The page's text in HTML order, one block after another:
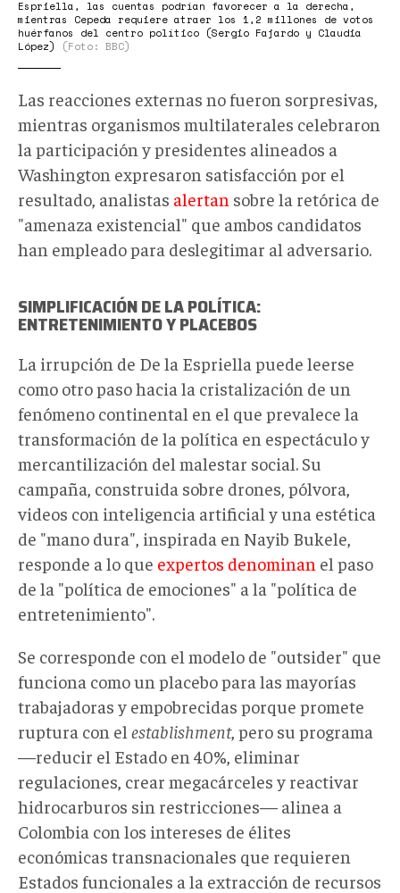
y
Cepeda
para
ganar
en
segunda
vuelta
y
convertirse
en
presidente
Colombia
-
BBC
News
Mundo.png
Espriella, las cuentas podrían favorecer a la derecha,
mientras Cepeda requiere atraer los 1,2 millones de votos
huérfanos del centro político (Sergio Fajardo y Claudia
López)
(Foto: BBC)
Las reacciones externas no fueron sorpresivas,
mientras organismos multilaterales celebraron
la participación y presidentes alineados a
Washington expresaron satisfacción por el
resultado, analistas alertan sobre la retórica de
"amenaza existencial" que ambos candidatos
han empleado para deslegitimar al adversario.
SIMPLIFICACIÓN DE LA POLÍTICA:
ENTRETENIMIENTO Y PLACEBOS
La irrupción de De la Espriella puede leerse
como otro paso hacia la cristalización de un
fenómeno continental en el que prevalece la
transformación de la política en espectáculo y
mercantilización del malestar social. Su
campaña, construida sobre drones, pólvora,
videos con inteligencia artificial y una estética
de "mano dura", inspirada en Nayib Bukele,
responde a lo que expertos denominan el paso
de la "política de emociones" a la "política de
entretenimiento".
Se corresponde con el modelo de "outsider" que
funciona como un placebo para las mayorías
trabajadoras y empobrecidas porque promete
ruptura con el establishment, pero su programa
—reducir el Estado en 40%, eliminar
regulaciones, crear megacárceles y reactivar
hidrocarburos sin restricciones— alinea a
Colombia con los intereses de élites
económicas transnacionales que requieren
Estados funcionales a la extracción de recursos